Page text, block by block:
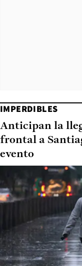
IMPERDIBLES
Anticipan la
frontal a
evento